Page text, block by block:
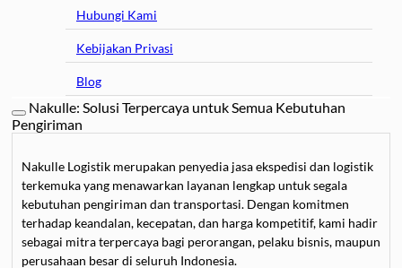
Hubungi Kami
Kebijakan Privasi
Blog
Nakulle: Solusi Terpercaya untuk Semua Kebutuhan
Pengiriman
Nakulle Logistik merupakan penyedia jasa ekspedisi dan logistik
terkemuka yang menawarkan layanan lengkap untuk segala
kebutuhan pengiriman dan transportasi. Dengan komitmen
terhadap keandalan, kecepatan, dan harga kompetitif, kami hadir
sebagai mitra terpercaya bagi perorangan, pelaku bisnis, maupun
perusahaan besar di seluruh Indonesia.